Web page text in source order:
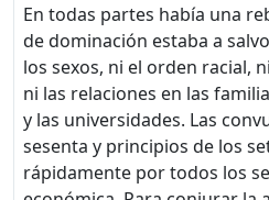
En todas partes había una
de dominación estaba a
los sexos, ni el orden racial,
ni las relaciones en las
y las universidades. Las
sesenta y principios de los
rápidamente por todos los